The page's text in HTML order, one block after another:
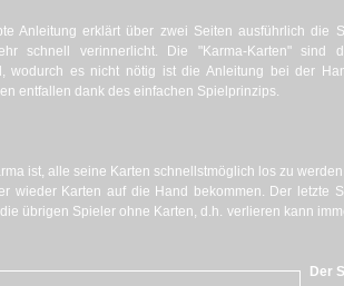
Anleitung erklärt über zwei Seiten ausführlich die
schnell verinnerlicht. Die "Karma-Karten" sind
wodurch es nicht nötig ist die Anleitung bei der
entfallen dank des einfachen Spielprinzips.
ist, alle seine Karten schnellstmöglich los zu
wieder Karten auf die Hand bekommen. Der letzte
übrigen Spieler ohne Karten, d.h. verlieren kann
Der